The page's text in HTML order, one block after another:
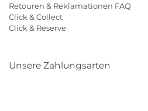
Retouren & Reklamationen FAQ
Click & Collect
Click & Reserve
Unsere Zahlungsarten